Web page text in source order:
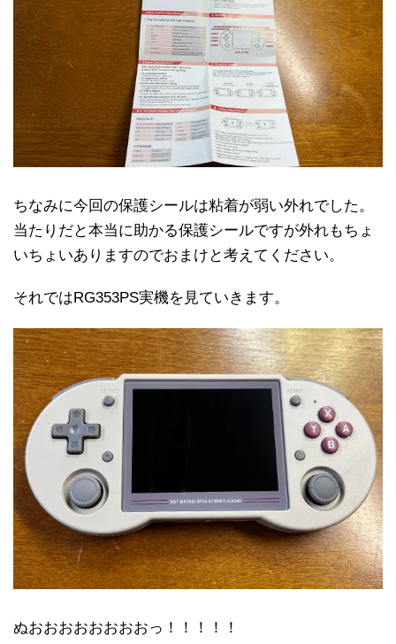
ちなみに今回の保護シールは粘着が弱い外れでした。
当たりだと本当に助かる保護シールですが外れもちょ
いちょいありますのでおまけと考えてください。
それではRG353PS実機を見ていきます。
ぬおおおおおおおおっ！！！！！